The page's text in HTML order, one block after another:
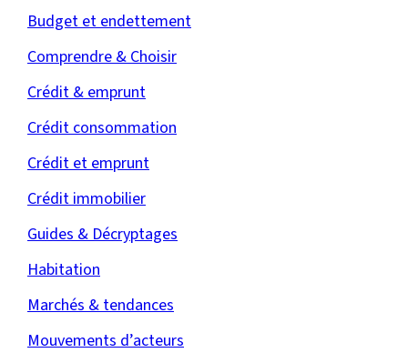
Budget et endettement
Comprendre & Choisir
Crédit & emprunt
Crédit consommation
Crédit et emprunt
Crédit immobilier
Guides & Décryptages
Habitation
Marchés & tendances
Mouvements d’acteurs